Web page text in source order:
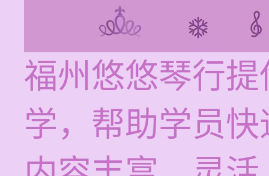
福州悠悠琴行
学，帮助学员